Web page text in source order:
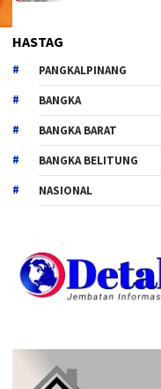
HASTAG
PANGKALPINANG
BANGKA
BANGKA BARAT
BANGKA BELITUNG
NASIONAL